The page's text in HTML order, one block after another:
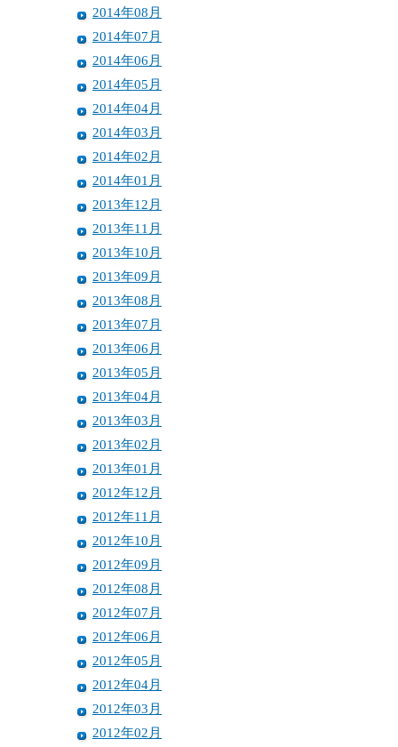
2014年08月
2014年07月
2014年06月
2014年05月
2014年04月
2014年03月
2014年02月
2014年01月
2013年12月
2013年11月
2013年10月
2013年09月
2013年08月
2013年07月
2013年06月
2013年05月
2013年04月
2013年03月
2013年02月
2013年01月
2012年12月
2012年11月
2012年10月
2012年09月
2012年08月
2012年07月
2012年06月
2012年05月
2012年04月
2012年03月
2012年02月